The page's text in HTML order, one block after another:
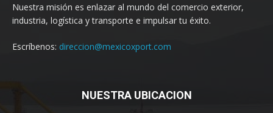
Nuestra misión es enlazar al mundo del comercio exterior,
industria, logística y transporte e impulsar tu éxito.
Escríbenos: direccion@mexicoxport.com
NUESTRA UBICACION